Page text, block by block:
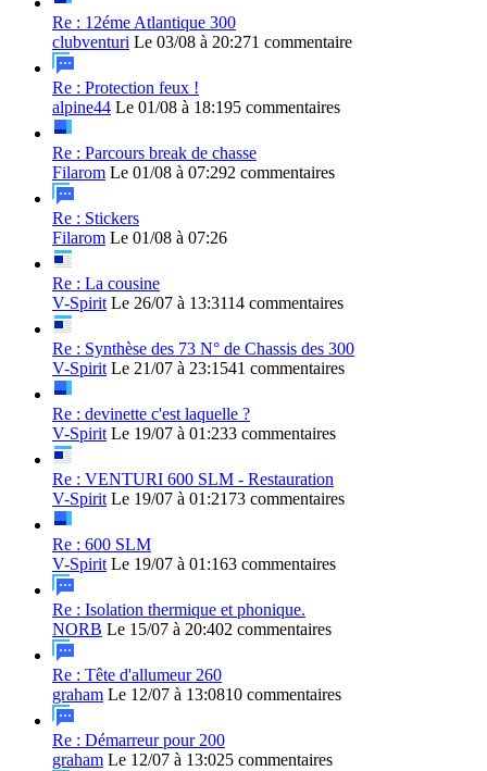
Re : 12éme Atlantique 300
clubventuri Le 03/08 à 20:271 commentaire
Re : Protection feux !
alpine44 Le 01/08 à 18:195 commentaires
Re : Parcours break de chasse
Filarom Le 01/08 à 07:292 commentaires
Re : Stickers
Filarom Le 01/08 à 07:26
Re : La cousine
V-Spirit Le 26/07 à 13:3114 commentaires
Re : Synthèse des 73 N° de Chassis des 300
V-Spirit Le 21/07 à 23:1541 commentaires
Re : devinette c'est laquelle ?
V-Spirit Le 19/07 à 01:233 commentaires
Re : VENTURI 600 SLM - Restauration
V-Spirit Le 19/07 à 01:21 73 commentaires
Re : 600 SLM
V-Spirit Le 19/07 à 01:163 commentaires
Re : Isolation thermique et phonique.
NORB Le 15/07 à 20:402 commentaires
Re : Tête d'allumeur 260
graham Le 12/07 à 13:0810 commentaires
Re : Démarreur pour 200
graham Le 12/07 à 13:025 commentaires